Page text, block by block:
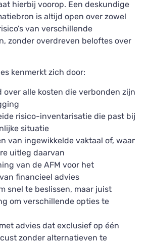
hierbij voorop. Een deskundige
is altijd open over zowel
van verschillende
zonder overdreven beloftes over
kenmerkt zich door:
over alle kosten die verbonden zijn
risico-inventarisatie die past bij
situatie
van ingewikkelde vaktaal of, waar
uitleg daarvan
van de AFM voor het
financieel advies
snel te beslissen, maar juist
om verschillende opties te
advies dat exclusief op één
zonder alternatieven te